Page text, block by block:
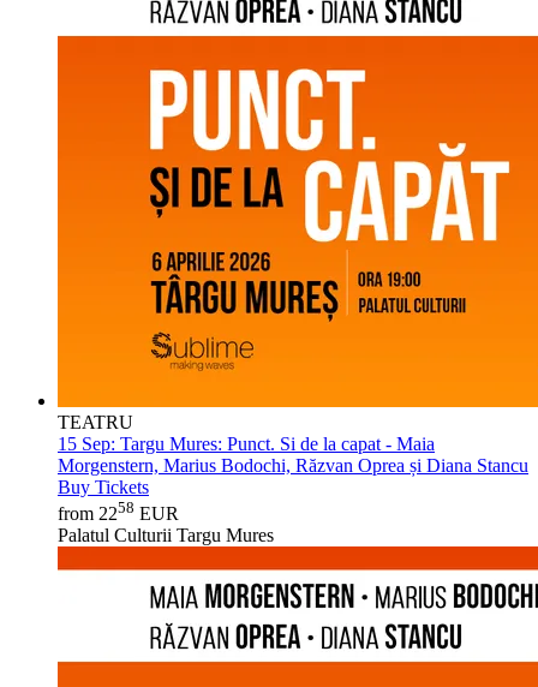
TEATRU
15 Sep: Targu Mures: Punct. Si de la capat - Maia
Morgenstern, Marius Bodochi, Răzvan Oprea și Diana Stancu
Buy Tickets
from 2258 EUR
Palatul Culturii Targu Mures